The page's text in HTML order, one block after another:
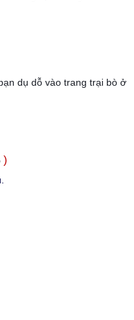
dụ dỗ vào trang trại bò ở
)